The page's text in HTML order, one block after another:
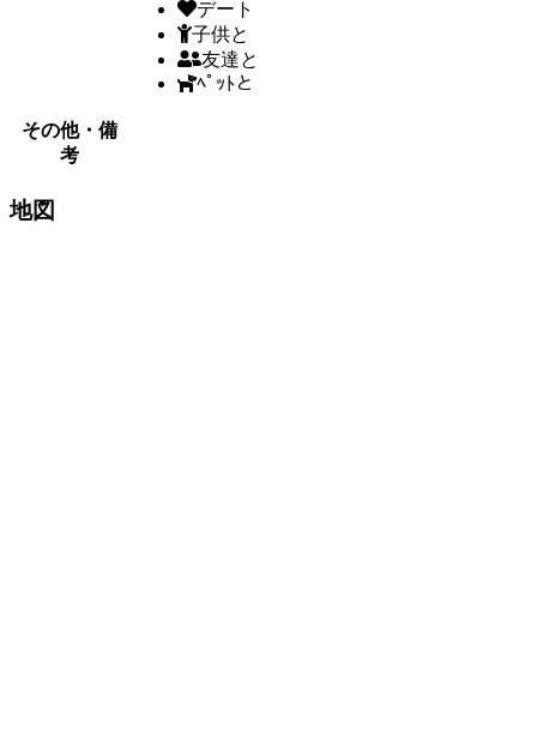
デート
子供と
友達と
ﾍﾟｯﾄと
その他・備
考
地図